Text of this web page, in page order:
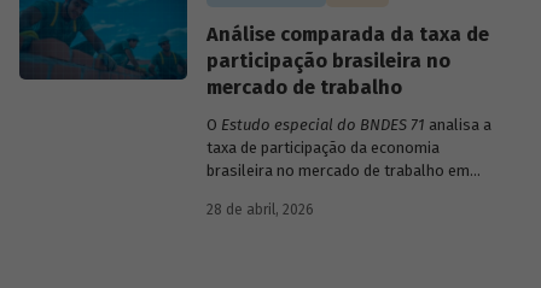
Análise comparada da taxa de
participação brasileira no
mercado de trabalho
O Estudo especial do BNDES 71 analisa a
taxa de participação da economia
brasileira no mercado de trabalho em
países de diferentes continentes e
28 de abril, 2026